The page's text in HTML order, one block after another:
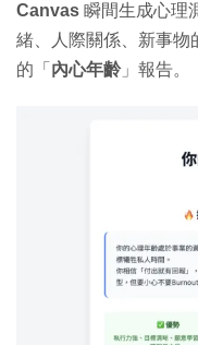
Canvas 瞬間生成心理
緒、人際關係、新事物
的「 內心年齡」報告。